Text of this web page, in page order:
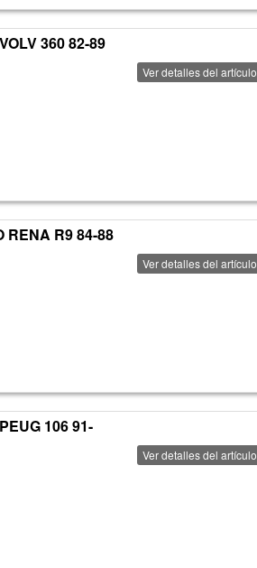
360 82-89
Ver detalles del artículo
RENA R9 84-88
Ver detalles del artículo
106 91-
Ver detalles del artículo